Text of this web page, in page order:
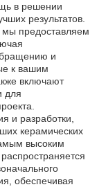
в решении
результатов.
мы предоставляем
и
к вашим
включают
для
и разработки,
керамических
высоким
обеспечивая